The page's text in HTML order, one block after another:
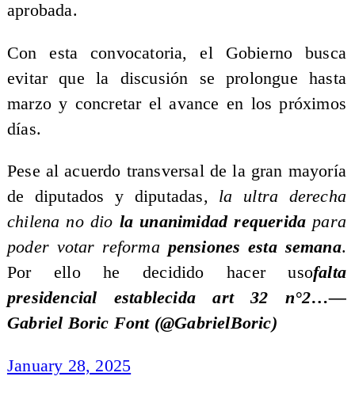
aprobada.
Con esta convocatoria, el Gobierno busca
evitar que la discusión se prolongue hasta
marzo y concretar el avance en los próximos
días.
Pese al acuerdo transversal de la gran mayoría
de diputados y diputadas, la ultra derecha
chilena no dio la unanimidad requerida para
poder votar reforma pensiones esta semana.
Por ello he decidido hacer usofalta
presidencial establecida art 32 n°2…—
Gabriel Boric Font (@GabrielBoric)
January 28, 2025